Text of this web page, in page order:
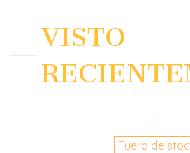
VISTO
Fuera de